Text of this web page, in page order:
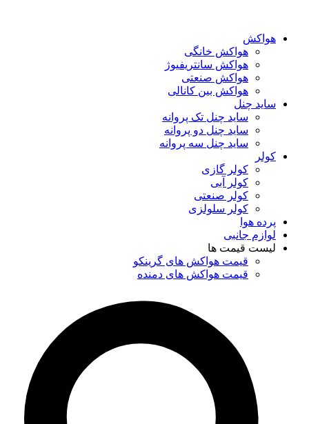
هواکش
هواکش خانگی
هواکش سانتریفیوژ
هواکش صنعتی
هواکش بین کانالی
ساید چنل
ساید چنل تک پروانه
ساید چنل دو پروانه
ساید چنل سه پروانه
کولر
کولر گازی
کولر آبی
کولر صنعتی
کولر سلولزی
پرده هوا
لوازم جانبی
لیست قیمت ها
قیمت هواکش های گرینکو
قیمت هواکش های دمنده